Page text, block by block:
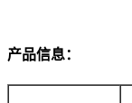
产品信息：